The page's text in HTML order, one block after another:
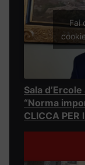
Fai
Sala
“Norma
CLICCA PER